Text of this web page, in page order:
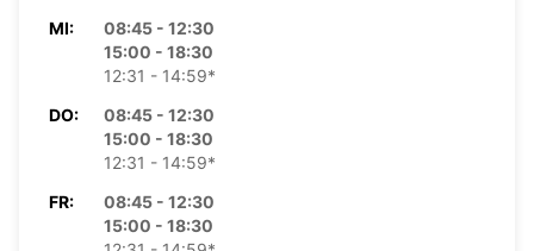
MI:
08:45 - 12:30
15:00 - 18:30
12:31 - 14:59*
DO:
08:45 - 12:30
15:00 - 18:30
12:31 - 14:59*
FR:
08:45 - 12:30
15:00 - 18:30